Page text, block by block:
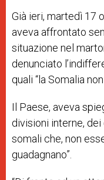
Già ieri, martedì 17
aveva affrontato
situazione nel
denunciato
quali “la Somalia
Il Paese, aveva
divisioni interne,
somali che, non
guadagnano”.